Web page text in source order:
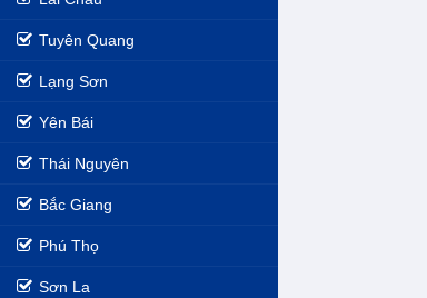
Tuyên Quang
Lạng Sơn
Yên Bái
Thái Nguyên
Bắc Giang
Phú Thọ
Sơn La